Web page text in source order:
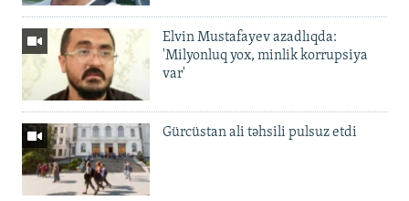
Elvin Mustafayev azadlıqda:
'Milyonluq yox, minlik korrupsiya
var'
Gürcüstan ali təhsili pulsuz etdi